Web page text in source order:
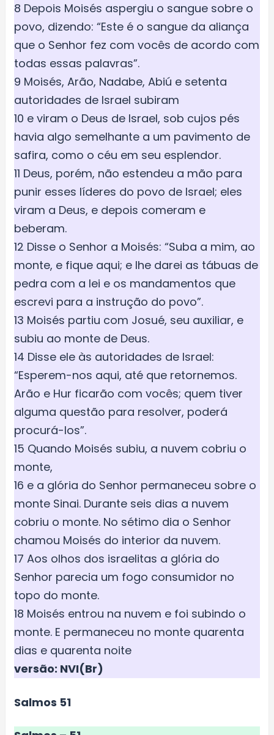
8 Depois Moisés aspergiu o sangue sobre o
povo, dizendo: “Este é o sangue da aliança
que o Senhor fez com vocês de acordo com
todas essas palavras”.
9 Moisés, Arão, Nadabe, Abiú e setenta
autoridades de Israel subiram
10 e viram o Deus de Israel, sob cujos pés
havia algo semelhante a um pavimento de
safira, como o céu em seu esplendor.
11 Deus, porém, não estendeu a mão para
punir esses líderes do povo de Israel; eles
viram a Deus, e depois comeram e
beberam.
12 Disse o Senhor a Moisés: “Suba a mim, ao
monte, e fique aqui; e lhe darei as tábuas de
pedra com a lei e os mandamentos que
escrevi para a instrução do povo”.
13 Moisés partiu com Josué, seu auxiliar, e
subiu ao monte de Deus.
14 Disse ele às autoridades de Israel:
“Esperem-nos aqui, até que retornemos.
Arão e Hur ficarão com vocês; quem tiver
alguma questão para resolver, poderá
procurá-los”.
15 Quando Moisés subiu, a nuvem cobriu o
monte,
16 e a glória do Senhor permaneceu sobre o
monte Sinai. Durante seis dias a nuvem
cobriu o monte. No sétimo dia o Senhor
chamou Moisés do interior da nuvem.
17 Aos olhos dos israelitas a glória do
Senhor parecia um fogo consumidor no
topo do monte.
18 Moisés entrou na nuvem e foi subindo o
monte. E permaneceu no monte quarenta
dias e quarenta noite
versão: NVI(Br)
Salmos 51